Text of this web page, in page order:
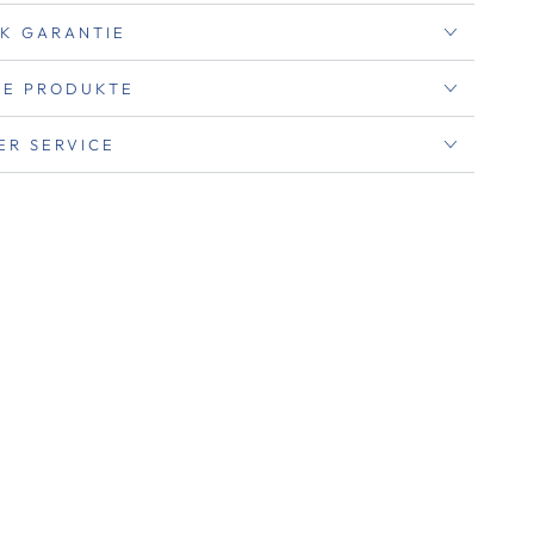
GARANTIE
PRODUKTE
SERVICE